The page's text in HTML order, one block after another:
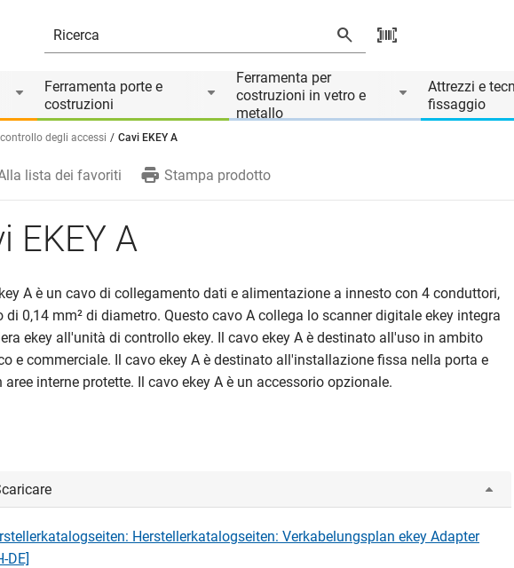
Ferramenta porte e
costruzioni
Ferramenta per
costruzioni in vetro e
metallo
Attrezzi e
fissaggio
degli accessi Cavi EKEY A
di
lista dei favoriti Stampa prodotto
EKEY A
A è un cavo di collegamento dati e alimentazione a innesto con 4 conduttori,
di 0,14 mm² di diametro. Questo cavo A collega lo scanner digitale ekey integra
ekey all'unità di controllo ekey. Il cavo ekey A è destinato all'uso in ambito
e commerciale. Il cavo ekey A è destinato all'installazione fissa nella porta e
aree interne protette. Il cavo ekey A è un accessorio opzionale.
Herstellerkatalogseiten: Verkabelungsplan ekey Adapter
DE]